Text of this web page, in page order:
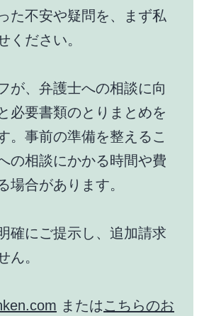
不安や疑問を、まず私
ください。
が、弁護士への相談に向
必要書類のとりまとめを
。事前の準備を整えるこ
の相談にかかる時間や費
場合があります。
確にご提示し、追加請求
ん。
またはこちらのお